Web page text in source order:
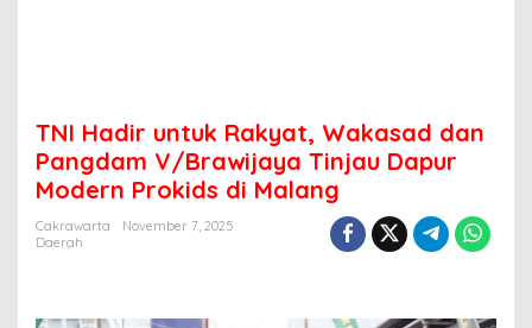
t
,
W
a
TNI Hadir untuk Rakyat, Wakasad dan
Pangdam V/Brawijaya Tinjau Dapur
Modern Prokids di Malang
Cakrawarta
November 7, 2025
Daerah